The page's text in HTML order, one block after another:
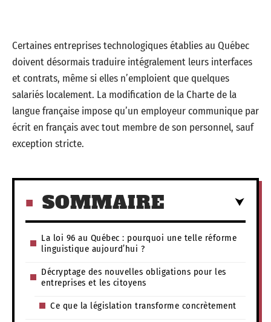
Certaines entreprises technologiques établies au Québec
doivent désormais traduire intégralement leurs interfaces
et contrats, même si elles n’emploient que quelques
salariés localement. La modification de la Charte de la
langue française impose qu’un employeur communique par
écrit en français avec tout membre de son personnel, sauf
exception stricte.
SOMMAIRE
La loi 96 au Québec : pourquoi une telle réforme
linguistique aujourd’hui ?
Décryptage des nouvelles obligations pour les
entreprises et les citoyens
Ce que la législation transforme concrètement